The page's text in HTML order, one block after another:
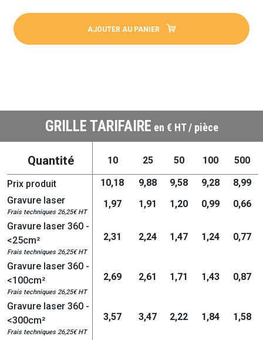
AJOUTER AU PANIER
GRILLE TARIFAIRE en € HT / pièce
Quantité 10 25 50 100 500
Prix produit 10,18 9,88 9,58 9,28
8,99
Gravure laser
Frais techniques 26,25€ HT
1,97 1,91 1,20 0,99
0,66
Gravure laser 360 -
<25cm²
Frais techniques 26,25€ HT
2,31 2,24 1,47 1,24 0,77
Gravure laser 360 -
<100cm²
Frais techniques 26,25€ HT
2,69 2,61 1,71 1,43 0,87
Gravure laser 360 -
<300cm²
Frais techniques 26,25€ HT
3,57 3,47 2,22 1,84 1,58